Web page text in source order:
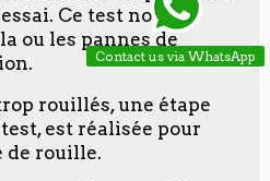
Ce test nous
ou les pannes de
rouillés, une étape
est réalisée pour
de rouille.
Contact us via WhatsApp